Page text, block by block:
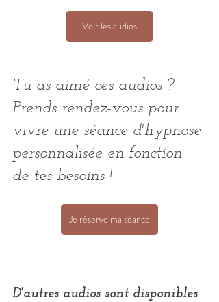
Voir les audios
Tu as aimé ces audios ?
Prends rendez-vous pour
vivre une séance d'hypnose
personnalisée en fonction
de tes besoins !
Je réserve ma séance
D'autres audios sont disponibles